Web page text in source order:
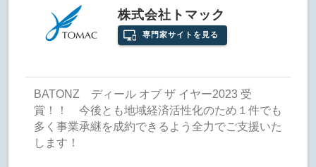
株式会社トマック
専門家サイトを見る
BATONZ ディール オブ ザ イヤー2023 受
賞！！ 今後とも地域経済活性化のため１件でも
多く事業承継を成約できるよう全力でご支援いた
します！